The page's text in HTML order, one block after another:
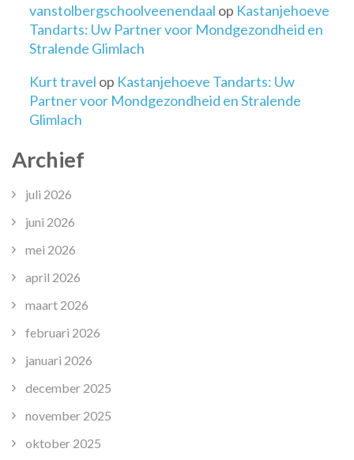
vanstolbergschoolveenendaal op Kastanjehoeve
Tandarts: Uw Partner voor Mondgezondheid en
Stralende Glimlach
Kurt travel op Kastanjehoeve Tandarts: Uw
Partner voor Mondgezondheid en Stralende
Glimlach
Archief
juli 2026
juni 2026
mei 2026
april 2026
maart 2026
februari 2026
januari 2026
december 2025
november 2025
oktober 2025